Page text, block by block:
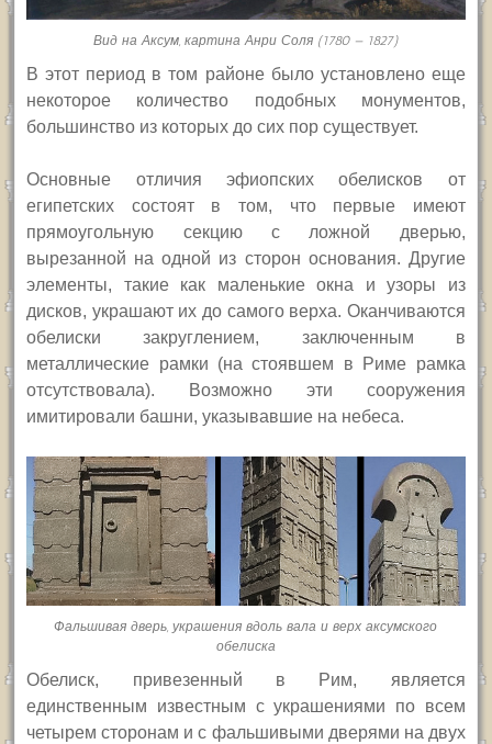
Вид на Аксум, картина Анри Соля (1780 — 1827)
В этот период в том районе было установлено еще
некоторое количество подобных монументов,
большинство из которых до сих пор существует.
Основные отличия эфиопских обелисков от
египетских состоят в том, что первые имеют
прямоугольную секцию с ложной дверью,
вырезанной на одной из сторон основания. Другие
элементы, такие как маленькие окна и узоры из
дисков, украшают их до самого верха. Оканчиваются
обелиски закруглением, заключенным в
металлические рамки (на стоявшем в Риме рамка
отсутствовала). Возможно эти сооружения
имитировали башни, указывавшие на небеса.
Фальшивая дверь, украшения вдоль вала и верх аксумского
обелиска
Обелиск, привезенный в Рим, является
единственным известным с украшениями по всем
четырем сторонам и с фальшивыми дверями на двух